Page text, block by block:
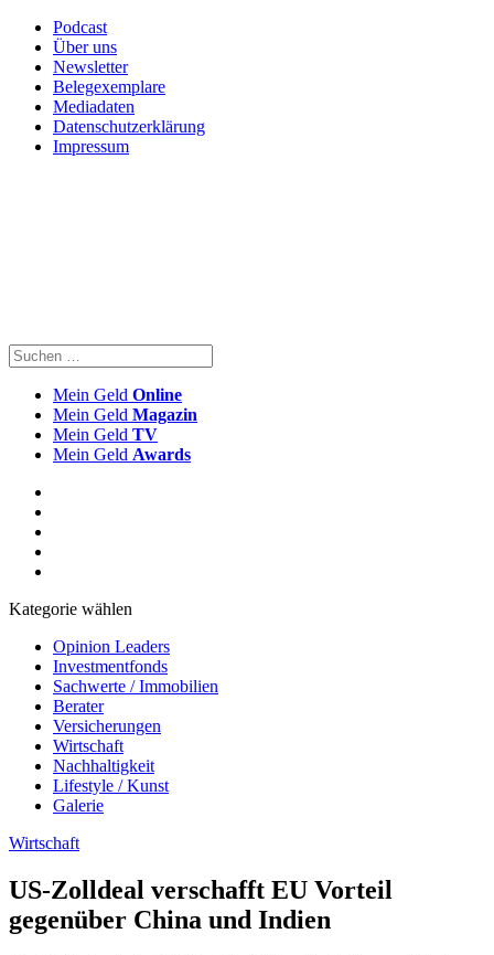
Podcast
Über uns
Newsletter
Belegexemplare
Mediadaten
Datenschutzerklärung
Impressum
Mein Geld Online
Mein Geld Magazin
Mein Geld TV
Mein Geld Awards
Kategorie wählen
Opinion Leaders
Investmentfonds
Sachwerte / Immobilien
Berater
Versicherungen
Wirtschaft
Nachhaltigkeit
Lifestyle / Kunst
Galerie
Wirtschaft
US-Zolldeal verschafft EU Vorteil
gegenüber China und Indien